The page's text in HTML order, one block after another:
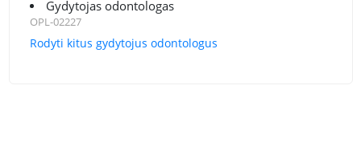
Gydytojas odontologas
OPL-02227
Rodyti kitus gydytojus odontologus